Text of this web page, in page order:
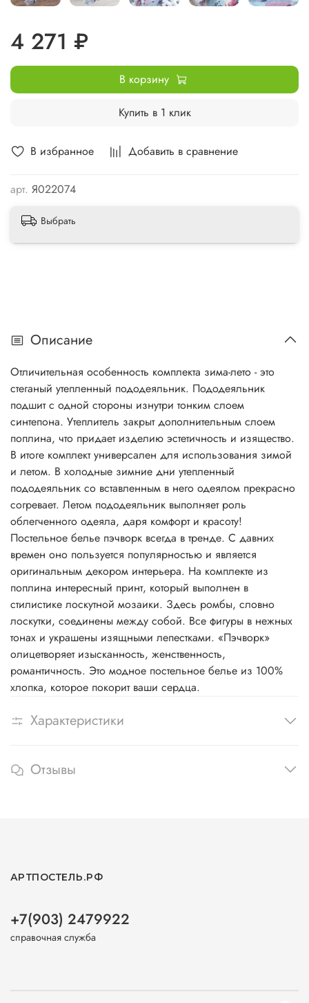
В избранное Добавить в сравнение
арт. Я022074
4 271 ₽
В корзину
Купить в 1 клик
Выбрать
Описание
Отличительная особенность комплекта зима-лето - это
стеганый утепленный пододеяльник. Пододеяльник
подшит с одной стороны изнутри тонким слоем
синтепона. Утеплитель закрыт дополнительным слоем
поплина, что придает изделию эстетичность и изящество.
В итоге комплект универсален для использования зимой
и летом. В холодные зимние дни утепленный
пододеяльник со вставленным в него одеялом прекрасно
согревает. Летом пододеяльник выполняет роль
облегченного одеяла, даря комфорт и красоту!
Постельное белье пэчворк всегда в тренде. С давних
времен оно пользуется популярностью и является
оригинальным декором интерьера. На комплекте из
поплина интересный принт, который выполнен в
стилистике лоскутной мозаики. Здесь ромбы, словно
лоскутки, соединены между собой. Все фигуры в нежных
тонах и украшены изящными лепестками. «Пэчворк»
олицетворяет изысканность, женственность,
романтичность. Это модное постельное белье из 100%
хлопка, которое покорит ваши сердца.
Характеристики
Отзывы
АРТПОСТЕЛЬ.РФ
+7(903) 2479922
справочная служба